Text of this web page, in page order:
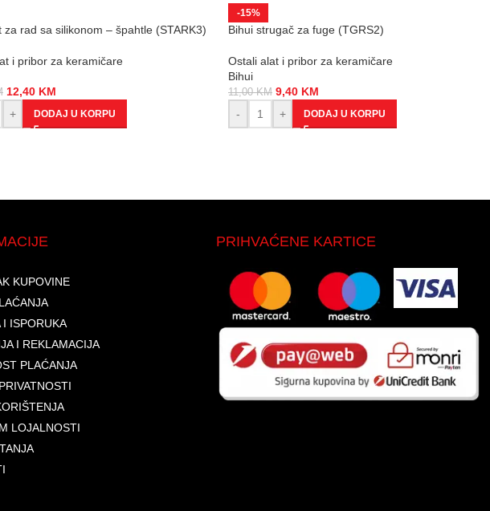
za rad sa silikonom – špahtle (STARK3)
i pribor za keramičare
12,40 KM
+ DODAJ U KORPU
-15%
Bihui strugač za fuge (TGRS2)
Ostali alat i pribor za keramičare
Bihui
11,00KM 9,40 KM
-
+ DODAJ U KORPU
KUPOVINE
I ISPORUKA
I REKLAMACIJA
PLAĆANJA
LOJALNOSTI
PRIHVAĆENE KARTICE